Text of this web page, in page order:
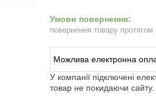
повернення товару протягом
У компанії підключені
товар не покидаючи сайту.